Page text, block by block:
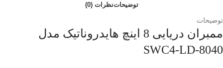
توضیحاتنظرات (0)
توضیحات
ممبران دریایی 8 اینچ هایدروناتیک مدل
SWC4-LD-8040